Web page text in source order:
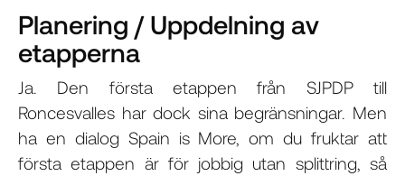
Planering / Uppdelning av
etapperna
Ja. Den första etappen från SJPDP till
Roncesvalles har dock sina begränsningar. Men
ha en dialog Spain is More, om du fruktar att
första etappen är för jobbig utan splittring, så